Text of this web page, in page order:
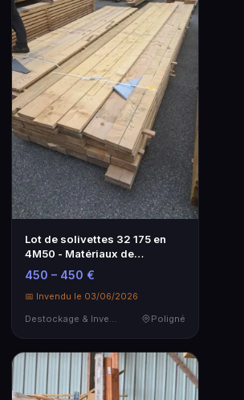
Lot de solivettes 32 175 en
4M50 - Matériaux de
construction
450 – 450 €
📅 Invendu le 03/06/2026
Destockage & Invendus
Poligné